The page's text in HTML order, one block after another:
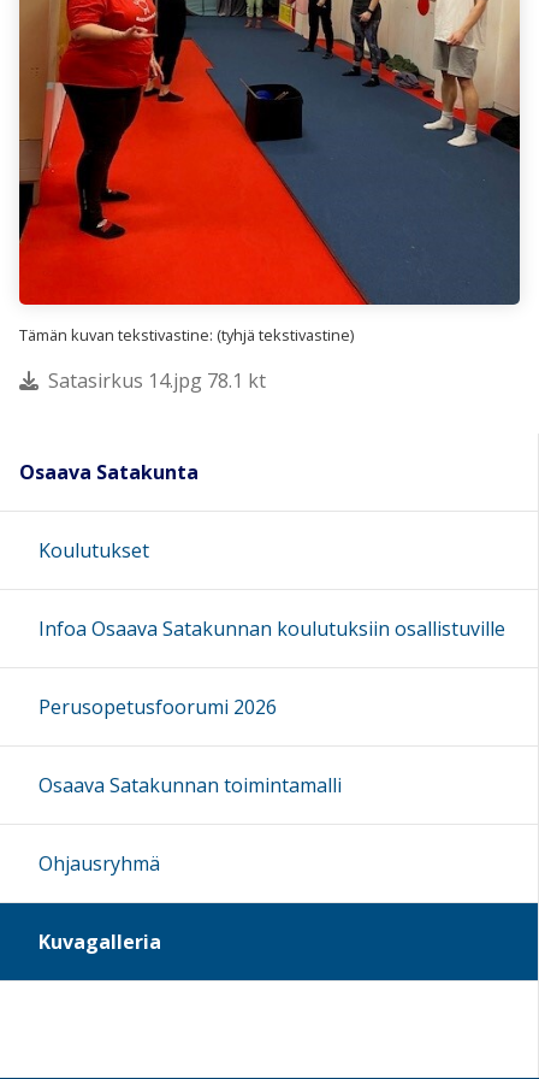
Tämän kuvan tekstivastine: (tyhjä tekstivastine)
Satasirkus 14.jpg 78.1 kt
Osaava Satakunta
Koulutukset
Infoa Osaava Satakunnan koulutuksiin osallistuville
Perusopetusfoorumi 2026
Osaava Satakunnan toimintamalli
Ohjausryhmä
Kuvagalleria